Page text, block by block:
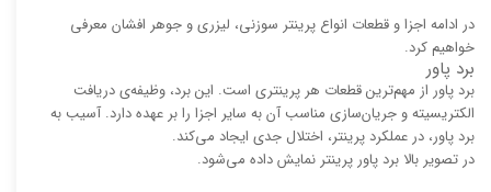
در ادامه اجزا و قطعات انواع پرینتر سوزنی، لیزری و جوهر افشان معرفی
خواهیم کرد.
برد پاور
برد پاور از مهم‌ترین قطعات هر پرینتری است. این برد، وظیفه‌ی دریافت
الکتریسیته و جریان‌سازی مناسب آن به سایر اجزا را بر عهده دارد. آسیب به
برد پاور، در عملکرد پرینتر، اختلال جدی ایجاد می‌کند.
در تصویر بالا برد پاور پرینتر نمایش داده می‌شود.